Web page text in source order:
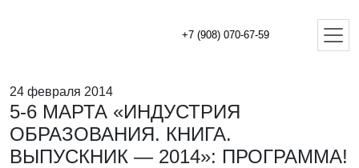
+7 (908) 070-67-59
24 февраля 2014
5-6 МАРТА «ИНДУСТРИЯ
ОБРАЗОВАНИЯ. КНИГА.
ВЫПУСКНИК — 2014»: ПРОГРАММА!